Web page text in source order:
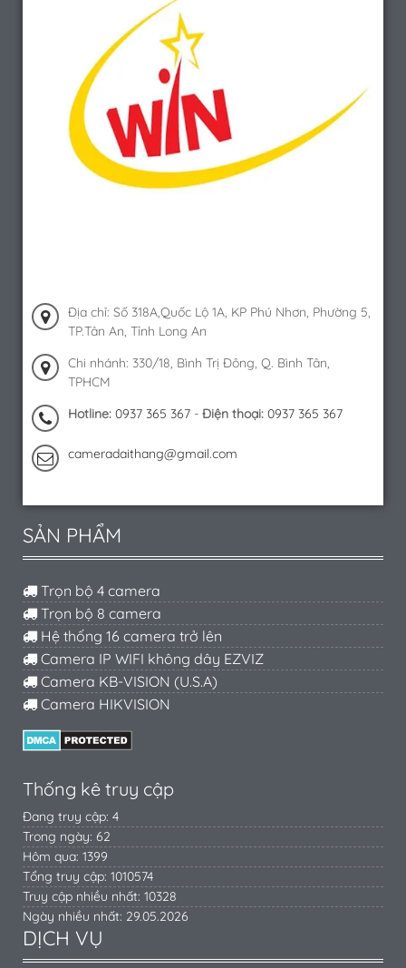
Địa chỉ: Số 318A,Quốc Lộ 1A, KP Phú Nhơn, Phường 5,
TP.Tân An, Tỉnh Long An
Chi nhánh: 330/18, Bình Trị Đông, Q. Bình Tân,
TPHCM
Hotline: 0937 365 367 - Điện thoại: 0937 365 367
cameradaithang@gmail.com
SẢN PHẨM
Trọn bộ 4 camera
Trọn bộ 8 camera
Hệ thống 16 camera trở lên
Camera IP WIFI không dây EZVIZ
Camera KB-VISION (U.S.A)
Camera HIKVISION
Thống kê truy cập
Đang truy cập: 4
Trong ngày: 62
Hôm qua: 1399
Tổng truy cập: 1010574
Truy cập nhiều nhất: 10328
Ngày nhiều nhất: 29.05.2026
DỊCH VỤ